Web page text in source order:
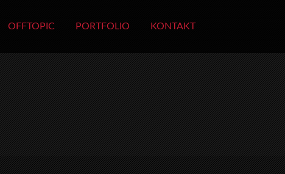
OFFTOPIC PORTFOLIO KONTAKT